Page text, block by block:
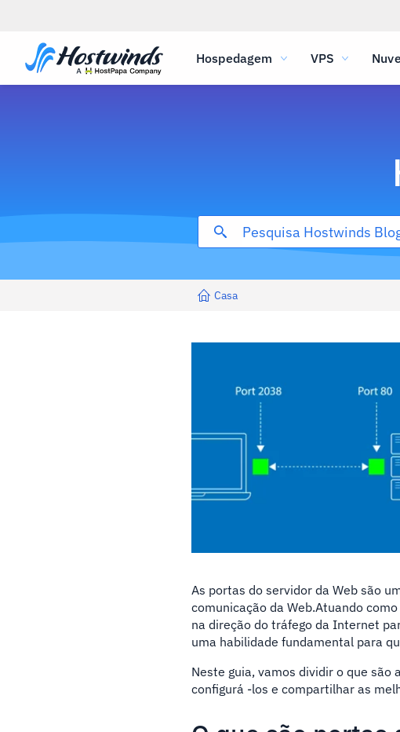
Hospedagem VPS
Casa
As portas do servidor da Web são
comunicação da Web.Atuando
na direção do tráfego da Internet
uma habilidade fundamental para
Neste guia, vamos dividir o que
configurá -los e compartilhar as